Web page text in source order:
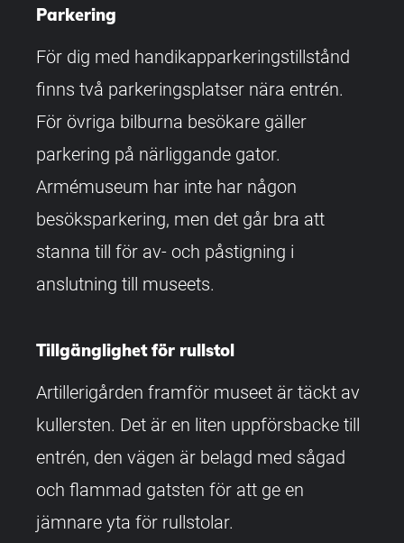
Parkering
För dig med handikapparkeringstillstånd
finns två parkeringsplatser nära entrén.
För övriga bilburna besökare gäller
parkering på närliggande gator.
Armémuseum har inte har någon
besöksparkering, men det går bra att
stanna till för av- och påstigning i
anslutning till museets.
Tillgänglighet för rullstol
Artillerigården framför museet är täckt av
kullersten. Det är en liten uppförsbacke till
entrén, den vägen är belagd med sågad
och flammad gatsten för att ge en
jämnare yta för rullstolar.